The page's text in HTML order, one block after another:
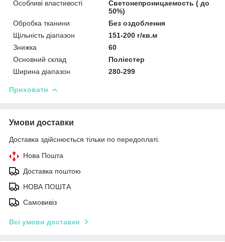
Особливі властивості
Светонепроницаемость ( до
50%)
Обробка тканини
Без оздоблення
Щільність діапазон
151-200 г/кв.м
Знижка
60
Основний склад
Поліестер
Ширина діапазон
280-299
Приховати
Умови доставки
Доставка здійснюється тільки по передоплаті.
Нова Пошта
Доставка поштою
НОВА ПОШТА
Самовивіз
Всі умови доставки